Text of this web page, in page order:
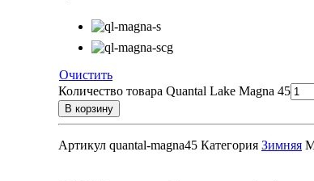
Очистить
Количество товара Quantal Lake Magna 45
В корзину
Артикул quantal-magna45 Категория Зимняя